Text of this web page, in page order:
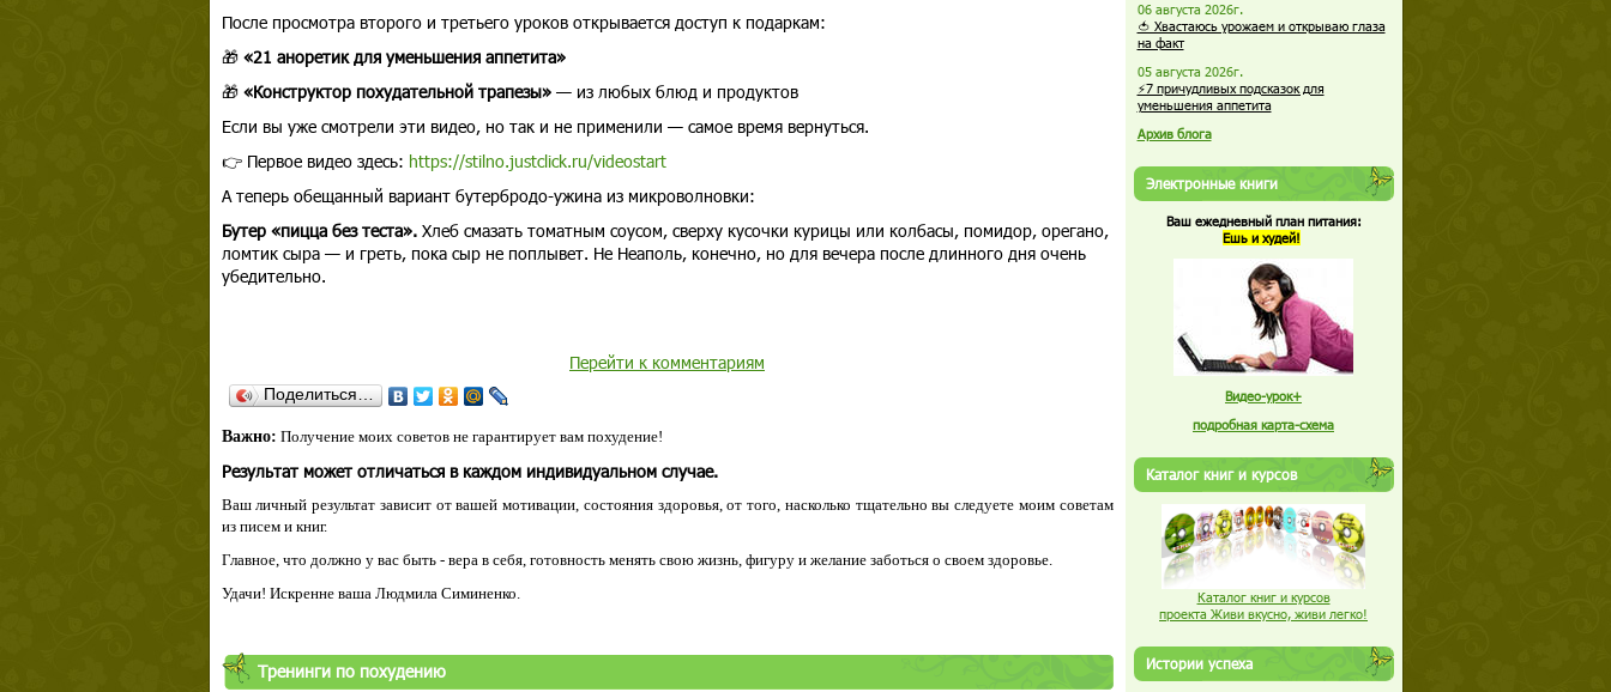
После просмотра второго и третьего уроков открывается доступ к подаркам:
🎁 «21 аноретик для уменьшения аппетита»
🎁 «Конструктор похудательной трапезы»— из любых блюд и продуктов
Если вы уже смотрели эти видео, но так и не применили — самое время вернуться.
👉 Первое видео здесь: https://stilno.justclick.ru/videostart
А теперь обещанный вариант бутербродо-ужина из микроволновки:
Бутер «пицца без теста».Хлеб смазать томатным соусом, сверху кусочки курицы или колбасы, помидор, орегано,
ломтик сыра — и греть, пока сыр не поплывет. Не Неаполь, конечно, но для вечера после длинного дня очень
убедительно.
Перейти к комментариям
Поделиться…
Важно: Получение моих советов не гарантирует вам похудение!
Результат может отличаться в каждом индивидуальном случае.
Ваш личный результат зависит от вашей мотивации, состояния здоровья, от того, насколько тщательно вы следуете моим советам
из писем и книг.
Главное, что должно у вас быть - вера в себя, готовность менять свою жизнь, фигуру и желание заботься о своем здоровье.
Удачи! Искренне ваша Людмила Симиненко.
Тренинги по похудению
06 августа 2026г.
🍅 Хвастаюсь урожаем и открываю глаза
на факт
05 августа 2026г.
⚡7 причудливых подсказок для
уменьшения аппетита
Архив блога
Электронные книги
Ваш ежедневный план питания:
Ешь и худей!
Видео-урок+
подробная карта-схема
Каталог книг и курсов
Каталог книг и курсов
проекта Живи вкусно, живи легко!
Истории успеха